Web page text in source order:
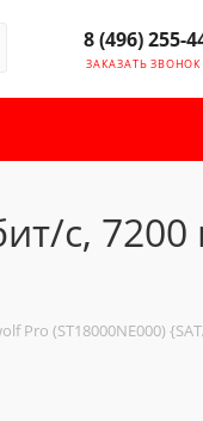
8 (496) 255-
ЗАКАЗАТЬ ЗВОНОК
с,
Pro (ST18000NE000)